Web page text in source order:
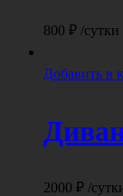
800 ₽ /сутки
Добавить в
2000 ₽ /